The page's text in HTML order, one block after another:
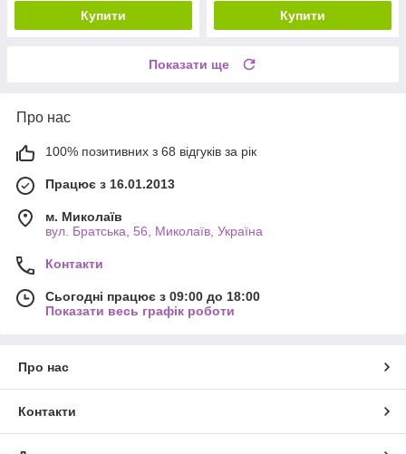
Купити Купити
Показати ще
Про нас
100% позитивних з 68 відгуків за рік
Працює з 16.01.2013
м. Миколаїв
вул. Братська, 56, Миколаїв, Україна
Контакти
Сьогодні працює з 09:00 до 18:00
Показати весь графік роботи
Про нас
Контакти